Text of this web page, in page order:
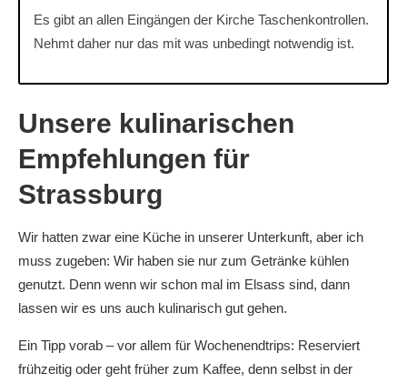
Es gibt an allen Eingängen der Kirche Taschenkontrollen.
Nehmt daher nur das mit was unbedingt notwendig ist.
Unsere kulinarischen
Empfehlungen für
Strassburg
Wir hatten zwar eine Küche in unserer Unterkunft, aber ich
muss zugeben: Wir haben sie nur zum Getränke kühlen
genutzt. Denn wenn wir schon mal im Elsass sind, dann
lassen wir es uns auch kulinarisch gut gehen.
Ein Tipp vorab – vor allem für Wochenendtrips: Reserviert
frühzeitig oder geht früher zum Kaffee, denn selbst in der